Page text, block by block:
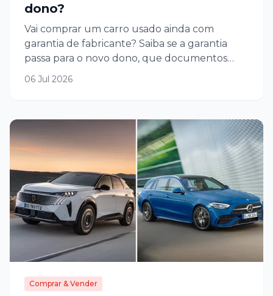
dono?
Vai comprar um carro usado ainda com
garantia de fabricante? Saiba se a garantia
passa para o novo dono, que documentos
pedir e que cuidados ter.
06 Jul 2026
Comprar & Vender